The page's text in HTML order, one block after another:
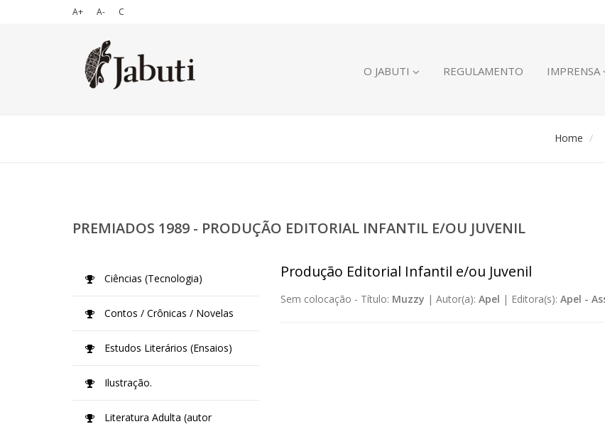
A+ A- C
O JABUTI REGULAMENTO IMPRENSA
Home
PREMIADOS 1989 - PRODUÇÃO EDITORIAL INFANTIL E/OU JUVENIL
Produção Editorial Infantil e/ou Juvenil
Sem colocação - Título: Muzzy | Autor(a): Apel | Editora(s): Apel -
Ciências (Tecnologia)
Contos / Crônicas / Novelas
Estudos Literários (Ensaios)
Ilustração.
Literatura Adulta (autor